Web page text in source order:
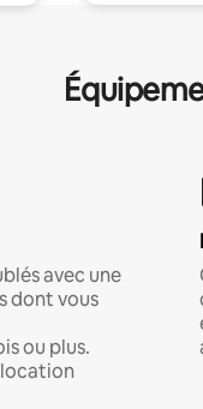
avec une
dont vous
ou plus.